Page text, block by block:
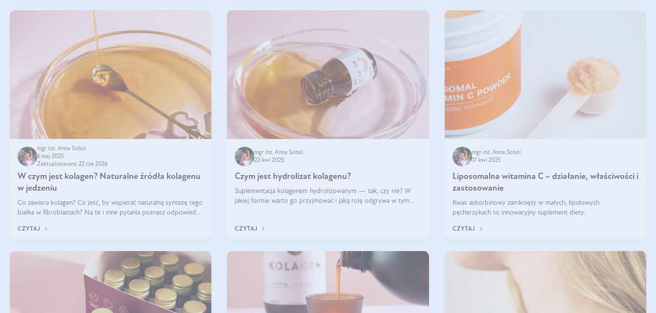
mgr inż. Anna Sobol
6 maj 2025
Zaktualizowano 22 cze 2026
W czym jest kolagen? Naturalne źródła kolagenu
w jedzeniu
Co zawiera kolagen? Co jeść, by wspierać naturalną syntezę tego
białka w fibroblastach? Na te i inne pytania poznasz odpowiedź
CZYTAJ
mgr inż. Anna Sobol
22 kwi 2025
Czym jest hydrolizat kolagenu?
Suplementacja kolagenem hydrolizowanym — tak, czy nie? W
jakiej formie warto go przyjmować i jaką rolę odgrywa w tym
CZYTAJ
mgr inż. Anna Sobol
17 kwi 2025
Liposomalna witamina C – działanie, właściwości i
zastosowanie
Kwas askorbinowy zamknięty w małych, lipidowych
pęcherzykach to innowacyjny suplement diety.
CZYTAJ